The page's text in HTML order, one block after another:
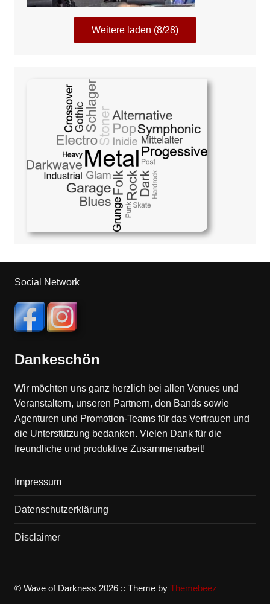
Weitere laden (8/28)
Social Network
Dankeschön
Wir möchten uns ganz herzlich bei allen Venues und
Veranstaltern, unseren Partnern, den Bands sowie
Agenturen und Promotion-Teams für das Vertrauen und
die Unterstützung bedanken. Vielen Dank für die
freundliche und produktive Zusammenarbeit!
Impressum
Datenschutzerklärung
Disclaimer
© Wave of Darkness 2026 :: Theme by Themebeez